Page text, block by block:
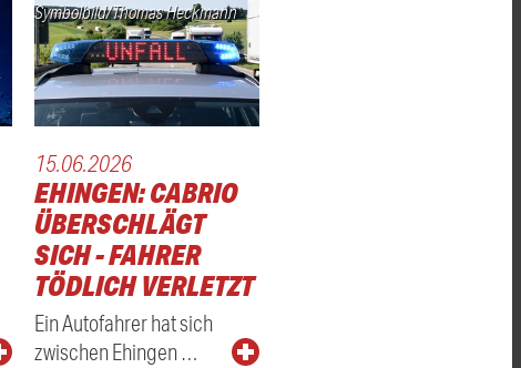
Symbolbild/Thomas Heckmann
15.06.2026
EHINGEN: CABRIO
ÜBERSCHLÄGT
SICH - FAHRER
TÖDLICH VERLETZT
Ein Autofahrer hat sich
zwischen Ehingen …